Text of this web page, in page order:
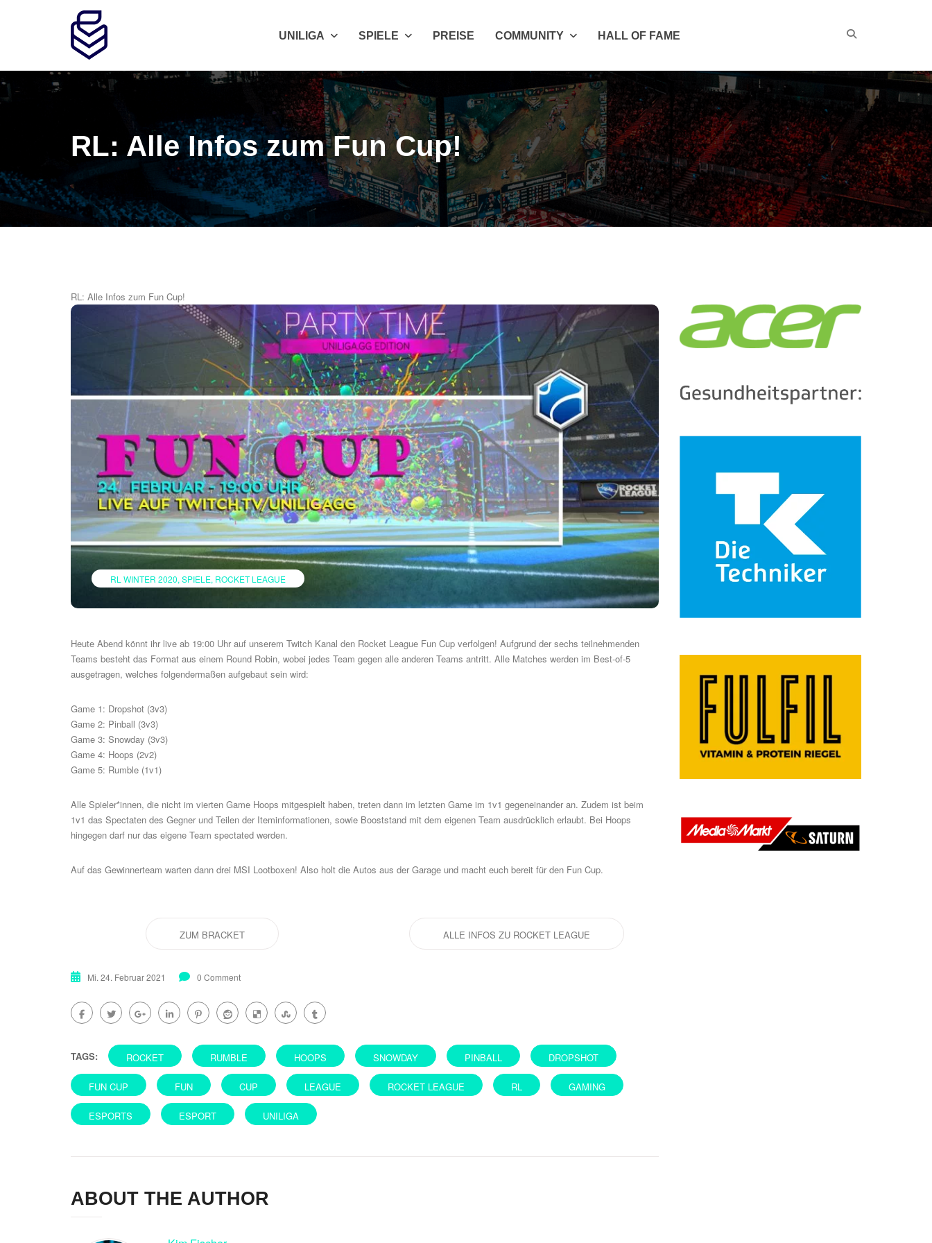
UNILIGA SPIELE PREISE COMMUNITY HALL OF FAME
RL: Alle Infos zum Fun Cup!
RL: Alle Infos zum Fun Cup!
RL WINTER 2020 SPIELE ROCKET LEAGUE
Heute Abend könnt ihr live ab 19:00 Uhr auf unserem Twitch Kanal den Rocket League Fun Cup verfolgen! Aufgrund der sechs teilnehmenden
Teams besteht das Format aus einem Round Robin, wobei jedes Team gegen alle anderen Teams antritt. Alle Matches werden im Best-of-5
ausgetragen, welches folgendermaßen aufgebaut sein wird:
Game 1: Dropshot (3v3)
Game 2: Pinball (3v3)
Game 3: Snowday (3v3)
Game 4: Hoops (2v2)
Game 5: Rumble (1v1)
Alle Spieler*innen, die nicht im vierten Game Hoops mitgespielt haben, treten dann im letzten Game im 1v1 gegeneinander an. Zudem ist beim
1v1 das Spectaten des Gegner und Teilen der Iteminformationen, sowie Booststand mit dem eigenen Team ausdrücklich erlaubt. Bei Hoops
hingegen darf nur das eigene Team spectated werden.
Auf das Gewinnerteam warten dann drei MSI Lootboxen! Also holt die Autos aus der Garage und macht euch bereit für den Fun Cup.
ZUM BRACKET ALLE INFOS ZU ROCKET LEAGUE
Mi. 24. Februar 2021 0 Comment
TAGS: ROCKET RUMBLE HOOPS SNOWDAY PINBALL DROPSHOT
FUN CUP FUN CUP LEAGUE ROCKET LEAGUE RL GAMING
ESPORTS ESPORT UNILIGA
ABOUT THE AUTHOR